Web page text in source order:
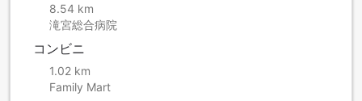
8.54 km
滝宮総合病院
コンビニ
1.02 km
Family Mart